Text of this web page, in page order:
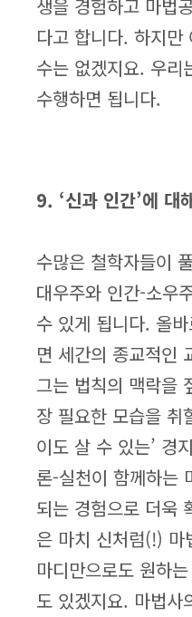
생을 경험하고 마법
다고 합니다. 하지
수는 없겠지요. 우리
수행하면 됩니다.
9. ‘신과 인간’에 대
수많은 철학자들이
대우주와 인간-소우
수 있게 됩니다. 올
면 세간의 종교적인
그는 법칙의 맥락을
장 필요한 모습을 취
이도 살 수 있는’ 경
론-실천이 함께하는
되는 경험으로 더욱
은 마치 신처럼(!) 마
마디만으로도 원하
도 있겠지요. 마법사